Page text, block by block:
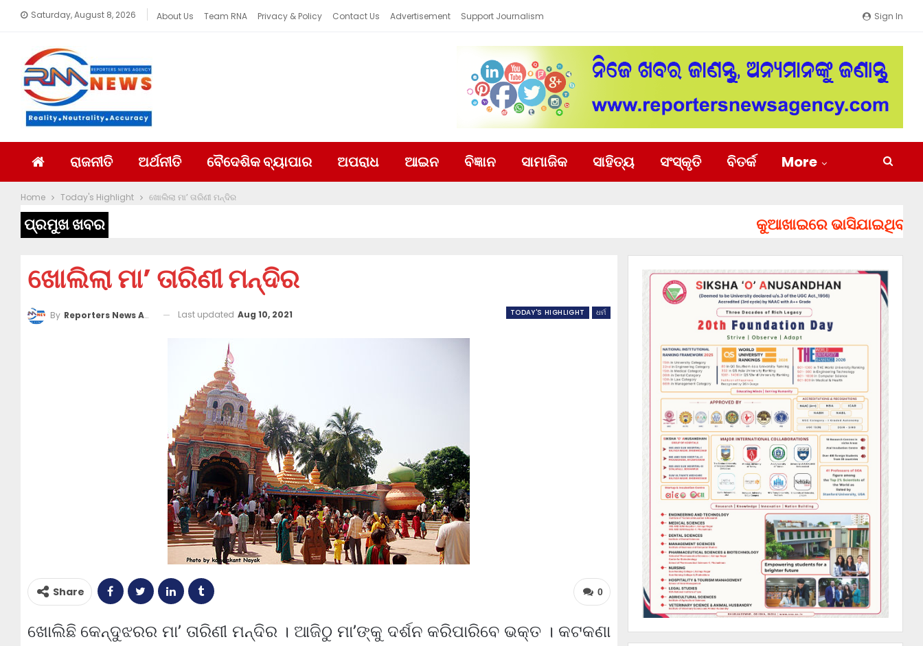
Sign In
Saturday, August 8, 2026 About Us Team RNA Privacy & Policy Contact Us Advertisement Support Journalism
ରାଜନୀତି ଅର୍ଥନୀତି ବୈଦେଶିକ ବ୍ୟାପାର ଅପରାଧ ଆଇନ ବିଜ୍ଞାନ ସାମାଜିକ ସାହିତ୍ୟ ସଂସ୍କୃତି ବିତର୍କ More
Home Today's Highlight ଖୋଲିଲା ମା’ ତାରିଣୀ ମନ୍ଦିର
ପ୍ରମୁଖ ଖବର କୁଆଖାଇରେ ଭାସିଯାଇଥିବା ୨
ଖୋଲିଲା ମା’ ତାରିଣୀ ମନ୍ଦିର
TODAY'S HIGHLIGHT ଧର୍ମ
By Reporters News Agency Last updated Aug 10, 2021
0
Share
ଖୋଲିଛି କେନ୍ଦୁଝରର ମା’ ତାରିଣୀ ମନ୍ଦିର । ଆଜିଠୁ ମା’ଙ୍କୁ ଦର୍ଶନ କରିପାରିବେ ଭକ୍ତ । କଟକଣା